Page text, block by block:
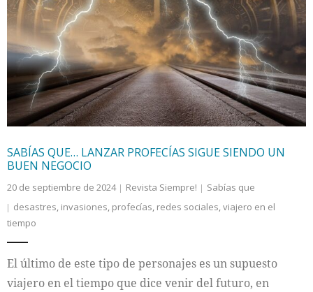
Colaboradores
Internacional
Cultura
SABÍAS QUE… LANZAR PROFECÍAS SIGUE SIENDO UN
BUEN NEGOCIO
20 de septiembre de 2024 Revista Siempre!
Sabías que
desastres, invasiones, profecías, redes sociales,viajero en el
tiempo
El último de este tipo de personajes es un supuesto
viajero en el tiempo que dice venir del futuro, en